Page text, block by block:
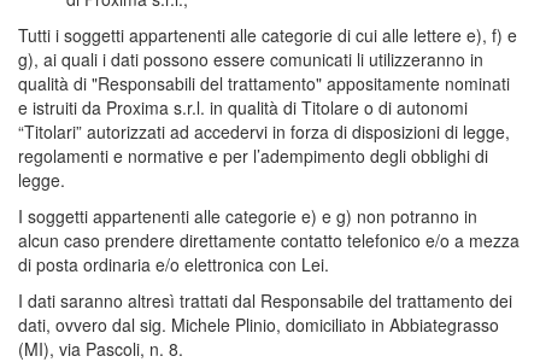
Tutti i soggetti appartenenti alle categorie di cui alle lettere e), f) e
g), ai quali i dati possono essere comunicati li utilizzeranno in
qualità di "Responsabili del trattamento" appositamente nominati
e istruiti da Proxima s.r.l. in qualità di Titolare o di autonomi
“Titolari” autorizzati ad accedervi in forza di disposizioni di legge,
regolamenti e normative e per l’adempimento degli obblighi di
legge.
I soggetti appartenenti alle categorie e) e g) non potranno in
alcun caso prendere direttamente contatto telefonico e/o a mezza
di posta ordinaria e/o elettronica con Lei.
I dati saranno altresì trattati dal Responsabile del trattamento dei
dati, ovvero dal sig. Michele Plinio, domiciliato in Abbiategrasso
(MI), via Pascoli, n. 8.